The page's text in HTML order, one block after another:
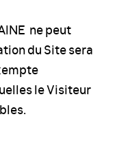
ne peut
du Site sera
le Visiteur